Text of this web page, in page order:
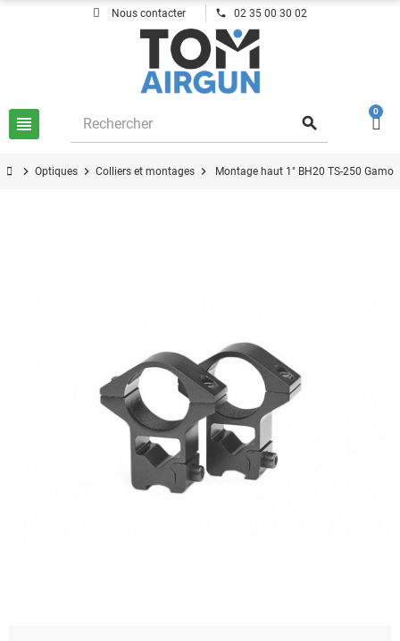
Nous contacter phone 02 35 00 30 02
view_headline search
0
chevron_right Optiques chevron_right Colliers et montages chevron_right Montage haut 1" BH20 TS-250 Gamo